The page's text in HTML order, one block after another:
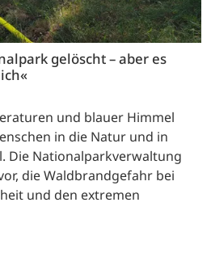
gelöscht – aber es
und blauer Himmel
in die Natur und in
Die Nationalparkverwaltung
die Waldbrandgefahr bei
und den extremen